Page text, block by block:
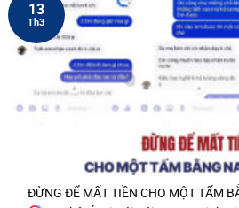
ĐỪNG ĐỂ MẤT TIỀN CHO MỘT TẤM
13
Th3